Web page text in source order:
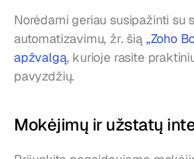
Norėdami geriau susipažinti su
automatizavimu, žr. šią „Zoho
apžvalgą, kurioje rasite
pavyzdžių.
Mokėjimų ir užstatų